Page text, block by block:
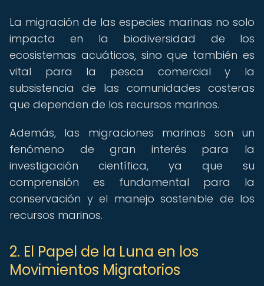
La migración de las especies marinas no solo
impacta en la biodiversidad de los
ecosistemas acuáticos, sino que también es
vital para la pesca comercial y la
subsistencia de las comunidades costeras
que dependen de los recursos marinos.
Además, las migraciones marinas son un
fenómeno de gran interés para la
investigación científica, ya que su
comprensión es fundamental para la
conservación y el manejo sostenible de los
recursos marinos.
2. El Papel de la Luna en los
Movimientos Migratorios